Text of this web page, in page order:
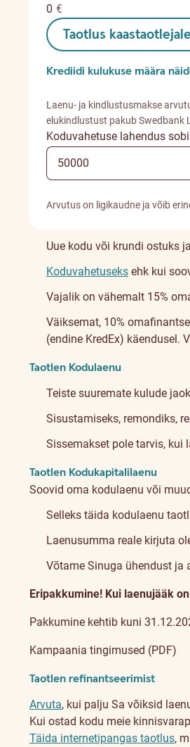
0 €
Taotlus kaastaotlejale
Krediidi kulukuse määra
Laenu- ja kindlustusmakse
elukindlustust pakub Swedbank
Koduvahetuse lahendus
Arvutus on ligikaudne ja võib
Uue kodu või krundi ostuks ja
Koduvahetuseks ehk kui
Vajalik on vähemalt 15%
Väiksemat, 10%
(endine KredEx) käendusel.
Taotlen Kodulaenu
Teiste suuremate kulude
Sisustamiseks, remondiks,
Sissemakset pole tarvis, kui
Taotlen Kodukapitalilaenu
Soovid oma kodulaenu või
Selleks täida kodulaenu
Laenusumma reale kirjuta
Võtame Sinuga ühendust ja
Eripakkumine! Kui laenujääk
Pakkumine kehtib kuni
Kampaania tingimused (PDF)
Taotlen refinantseerimist
Arvuta, kui palju Sa võiksid
Kui ostad kodu meie
Täida internetipangas taotlus,